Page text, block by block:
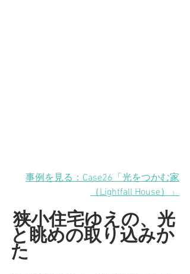
事例を見る：Case26「光をつかむ家
（Lightfall House）」
狭小住宅ゆえの、光
と眺めの取り込みか
た